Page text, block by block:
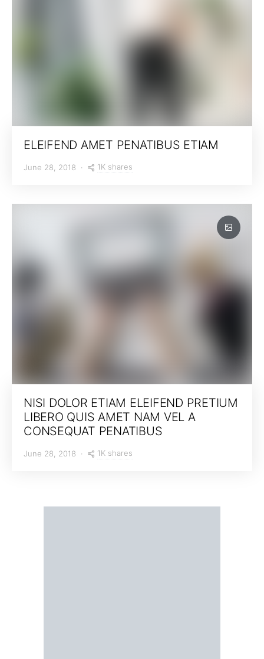
ELEIFEND AMET PENATIBUS ETIAM
June 28, 2018 1K shares
NISI DOLOR ETIAM ELEIFEND PRETIUM
LIBERO QUIS AMET NAM VEL A
CONSEQUAT PENATIBUS
June 28, 2018 1K shares